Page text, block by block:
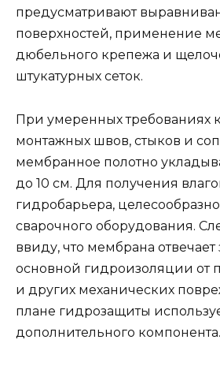
предусматривают
поверхностей, применение
дюбельного крепежа и
штукатурных сеток.
При умеренных требованиях
монтажных швов, стыков и
мембранное полотно
до 10 см. Для получения
гидробарьера,
сварочного оборудования.
ввиду, что мембрана отвечает
основной гидроизоляции от
и других механических
плане гидрозащиты
дополнительного компонента.